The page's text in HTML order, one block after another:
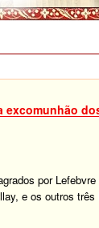
excomunhão
por
e os outros